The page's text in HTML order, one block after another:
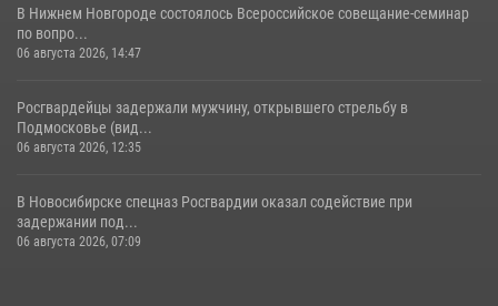
В Нижнем Новгороде состоялось Всероссийское совещание-семинар
по вопро...
06 августа 2026, 14:47
Росгвардейцы задержали мужчину, открывшего стрельбу в
Подмосковье (вид...
06 августа 2026, 12:35
В Новосибирске спецназ Росгвардии оказал содействие при
задержании под...
06 августа 2026, 07:09